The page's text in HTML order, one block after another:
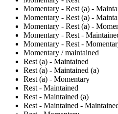
Momentary - Rest (a) -
Momentary - Rest (a) -
Momentary - Rest (a) -
Momentary - Rest -
Momentary - Rest -
Momentary / maintained
Rest (a) - Maintained
Rest (a) - Maintained (a)
Rest (a) - Momentary
Rest - Maintained
Rest - Maintained (a)
Rest - Maintained -